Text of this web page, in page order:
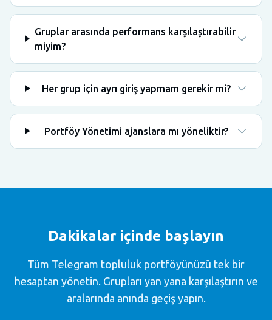
Gruplar arasında performans karşılaştırabilir
miyim?
Her grup için ayrı giriş yapmam gerekir mi?
Portföy Yönetimi ajanslara mı yöneliktir?
Dakikalar içinde başlayın
Tüm Telegram topluluk portföyünüzü tek bir
hesaptan yönetin. Grupları yan yana karşılaştırın ve
aralarında anında geçiş yapın.